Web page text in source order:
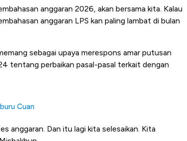
anggaran 2026, akan bersama kita. Kalau
anggaran LPS kan paling lambat di bulan
sebagai upaya merespons amar putusan
tentang perbaikan pasal-pasal terkait dengan
Cuan
anggaran. Dan itu lagi kita selesaikan. Kita
Adu Panas Kinerja Emiten Minyak RI,